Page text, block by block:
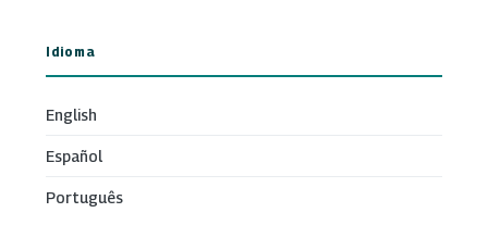
Idioma
English
Español
Português